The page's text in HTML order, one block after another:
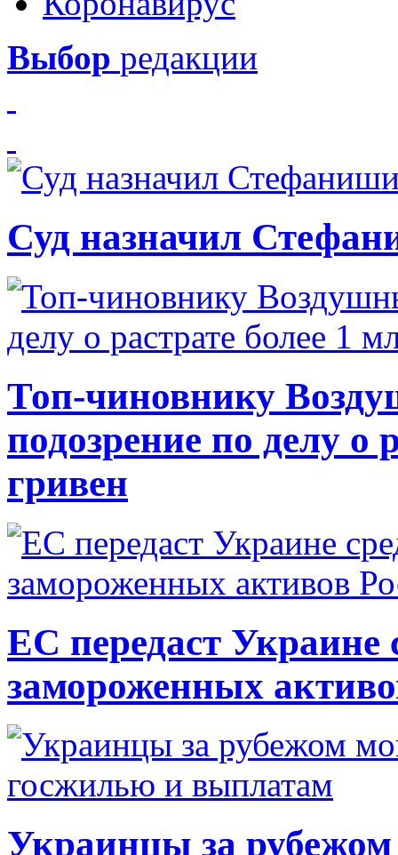
Выбор редакции
Суд назначил
Топ-чиновнику
подозрение по делу о
гривен
ЕС передаст Украине
замороженных
Украинцы за рубежом